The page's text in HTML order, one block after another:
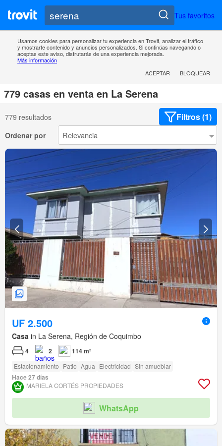
Tus favoritos
Usamos cookies para personalizar tu experiencia en Trovit, analizar el tráfico
y mostrarte contenido y anuncios personalizados. Si continúas navegando o
aceptas este aviso, disfrutarás de una experiencia mejorada.
Más información
ACEPTAR
BLOQUEAR
779 casas en venta en La Serena
779 resultados Filtros (1)
Ordenar por
UF 2.500
Casa in La Serena, Región de Coquimbo
4 2 114 m²
Estacionamiento Patio Agua Electricidad Sin amueblar
Hace 27 días
MARIELA CORTÉS PROPIEDADES
WhatsApp